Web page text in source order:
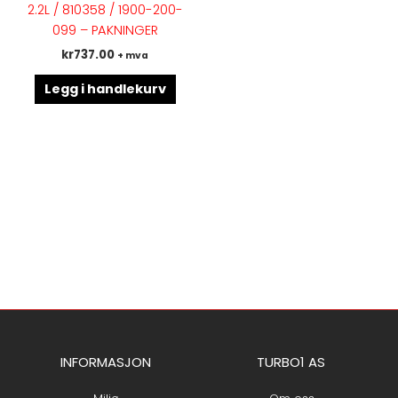
2.2L / 810358 / 1900-200-
099 – PAKNINGER
kr737.00 + mva
Legg i handlekurv
INFORMASJON TURBO1 AS